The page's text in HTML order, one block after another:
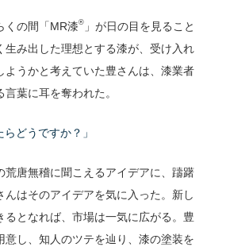
くの間「MR漆®」が日の目を見ること
生み出した理想とする漆が、受け入れ
ようかと考えていた豊さんは、漆業者
葉に耳を奪われた。
らどうですか？」
荒唐無稽に聞こえるアイデアに、躊躇
んはそのアイデアを気に入った。新し
るとなれば、市場は一気に広がる。豊
意し、知人のツテを辿り、漆の塗装を